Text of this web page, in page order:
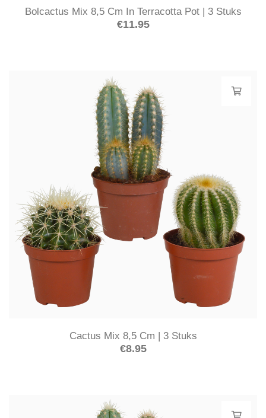
Bolcactus Mix 8,5 Cm In Terracotta Pot | 3 Stuks
€11.95
Cactus Mix 8,5 Cm | 3 Stuks
€8.95